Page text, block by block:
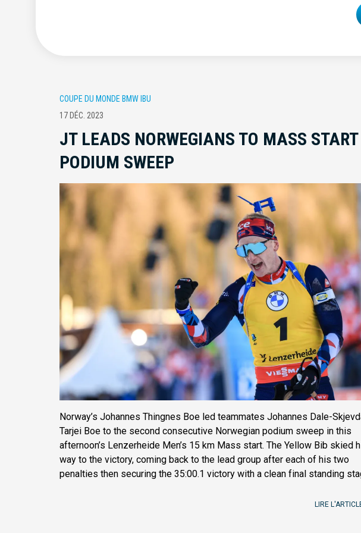
COUPE DU MONDE BMW IBU
17 DÉC. 2023
JT LEADS NORWEGIANS TO MASS START
PODIUM SWEEP
Norway’s Johannes Thingnes Boe led teammates Johannes Dale-
Tarjei Boe to the second consecutive Norwegian podium sweep in this
afternoon’s Lenzerheide Men’s 15 km Mass start. The Yellow Bib skied
way to the victory, coming back to the lead group after each of his two
penalties then securing the 35:00.1 victory with a clean final standing
LIRE